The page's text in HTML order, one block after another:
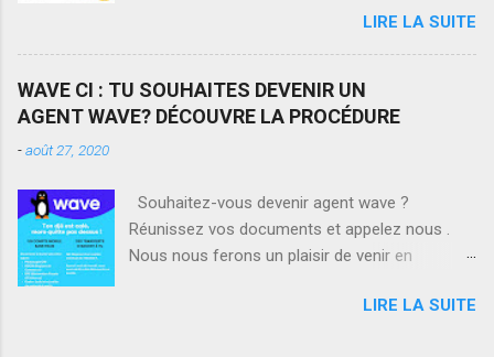
Côte d'Ivoire, vous pouvez ouvrir un compte
d'épargne depuis votre téléphone. Votre
d'intérêt et en plus vous pourrez emprunter de
suivez les instructions. Cliquez ici
https://bit.ly/2Cq5GR5 pour en savoir plus sur
les termes et conditions. On est
LIRE LA SUITE
WAVE CI : TU SOUHAITES DEVENIR UN
AGENT WAVE? DÉCOUVRE LA PROCÉDURE
-août 27, 2020
Souhaitez-vous devenir agent wave ?
Réunissez vos documents et appelez nous .
Nous nous ferons un plaisir de venir en
LIRE LA SUITE